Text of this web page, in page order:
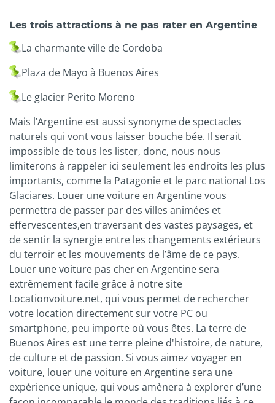
Les trois attractions à ne pas rater en Argentine
La charmante ville de Cordoba
Plaza de Mayo à Buenos Aires
Le glacier Perito Moreno
Mais l’Argentine est aussi synonyme de spectacles
naturels qui vont vous laisser bouche bée. Il serait
impossible de tous les lister, donc, nous nous
limiterons à rappeler ici seulement les endroits les plus
importants, comme la Patagonie et le parc national Los
Glaciares. Louer une voiture en Argentine vous
permettra de passer par des villes animées et
effervescentes,en traversant des vastes paysages, et
de sentir la synergie entre les changements extérieurs
du terroir et les mouvements de l’âme de ce pays.
Louer une voiture pas cher en Argentine sera
extrêmement facile grâce à notre site
Locationvoiture.net, qui vous permet de rechercher
votre location directement sur votre PC ou
smartphone, peu importe où vous êtes. La terre de
Buenos Aires est une terre pleine d'histoire, de nature,
de culture et de passion. Si vous aimez voyager en
voiture, louer une voiture en Argentine sera une
expérience unique, qui vous amènera à explorer d’une